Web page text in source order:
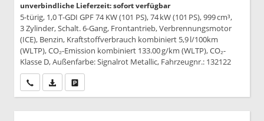
unverbindliche Lieferzeit: sofort verfügbar
5-türig, 1,0 T-GDI GPF 74 KW (101 PS), 74 kW (101 PS), 999 cm³,
3 Zylinder, Schalt. 6-Gang, Frontantrieb, Verbrennungsmotor
(ICE), Benzin, Kraftstoffverbrauch kombiniert 5,9 l/100km
(WLTP), CO₂-Emission kombiniert 133.00 g/km (WLTP), CO₂-
Klasse D, Außenfarbe: Signalrot Metallic, Fahrzeugnr.: 132122
Wir rufen Sie anPDF-Datei, Fahrzeugexposé drucken